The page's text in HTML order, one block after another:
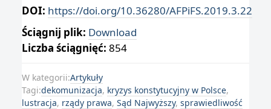
DOI: https://doi.org/10.36280/AFPiFS.2019.3.22
Ściągnij plik: Download
Liczba ściągnięć: 854
W kategorii:Artykuły
Tagi:dekomunizacja, kryzys konstytucyjny w Polsce,
lustracja, rządy prawa, Sąd Najwyższy, sprawiedliwość